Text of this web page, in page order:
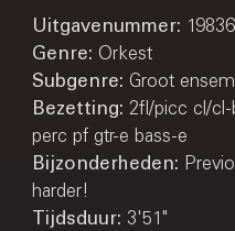
Uitgavenummer: 19836
Genre: Orkest
Subgenre: Groot
Bezetting: 2fl/picc cl/cl-
perc pf gtr-e bass-e
Bijzonderheden:
harder!
Tijdsduur: 3'51"